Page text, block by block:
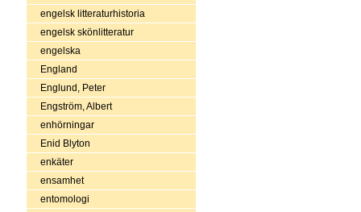
engelsk litteraturhistoria
engelsk skönlitteratur
engelska
England
Englund, Peter
Engström, Albert
enhörningar
Enid Blyton
enkäter
ensamhet
entomologi